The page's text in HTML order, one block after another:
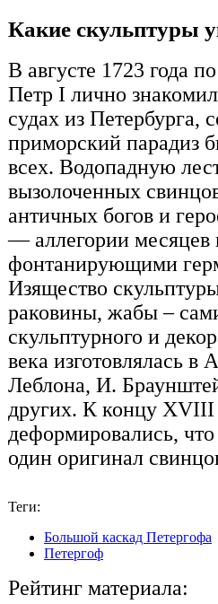
Какие скульптуры
В августе 1723 года
Петр I лично
судах из Петербурга,
приморский парадиз
всех. Водопадную
вызолоченных
античных богов и
— аллегории месяцев
фонтанирующими
Изящество
раковины, жабы –
скульптурного и
века изготовлялась
Леблона, И.
других. К концу XVIII
деформировались,
один оригинал
Теги:
Большой каскад Петергофа
Петергоф
Рейтинг материала: